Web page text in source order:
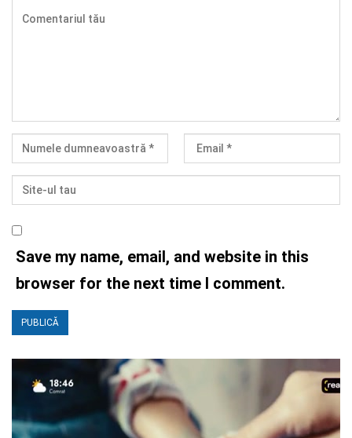
Save my name, email, and website in this
browser for the next time I comment.